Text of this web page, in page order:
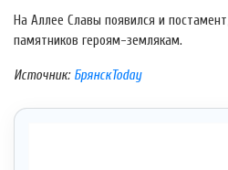
На Аллее Славы появился и
памятников героям-землякам.
Источник: БрянскToday